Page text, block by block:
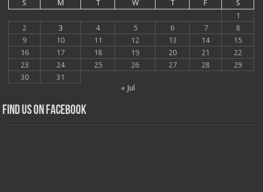
S
M T W T F
S
1
2
3 4 5 6 7
8
9
10 11 12 13 14
15
16
17 18 19 20 21
22
23
24 25 26 27 28
29
30
31
« Jul
Find us on Facebook